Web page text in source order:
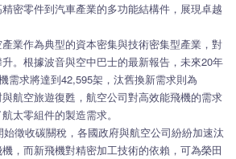
密零件到汽車產業的多功能結構件，展現卓越
業作為典型的資本密集與技術密集型產業，對
。根據波音與空中巴士的最新報告，未來20年
需求將達到42,595架，汰舊換新需求則為
航空旅遊復甦，航空公司對高效能飛機的需求
太零組件的製造需求。
徵收碳關稅，各國政府與航空公司紛紛加速汰
，而新飛機對精密加工技術的依賴，可為榮田